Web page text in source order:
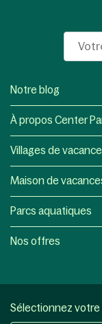
Notre blog
À propos Center
Villages de
Maison de
Parcs aquatiques
Nos offres
Sélectionnez votre